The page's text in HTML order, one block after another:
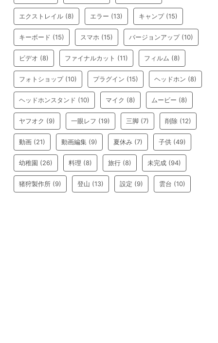
エクストレイル (8) エラー (13) キャンプ(15)
キーボード (15) スマホ (15) バージョンアップ(10)
ビデオ (8) ファイナルカット (11) フィルム (8)
フォトショップ(10) プラグイン (15) ヘッドホン (8)
ヘッドホンスタンド (10) マイク (8) ムービー (8)
ヤフオク (9) 一眼レフ (19) 三脚 (7) 削除 (12)
動画 (21) 動画編集 (9) 夏休み (7) 子供 (49)
幼稚園 (26) 料理 (8) 旅行 (8) 未完成 (94)
猪狩製作所 (9) 登山 (13) 設定 (9) 雲台 (10)